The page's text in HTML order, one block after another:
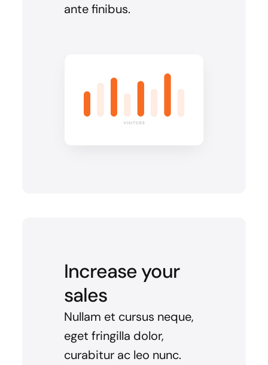
ante finibus.
Increase your
sales
Nullam et cursus neque,
eget fringilla dolor,
curabitur ac leo nunc.